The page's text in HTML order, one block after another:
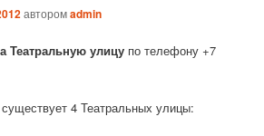
авторомadmin
Театральную улицу по телефону +7
4 Театральных улицы: